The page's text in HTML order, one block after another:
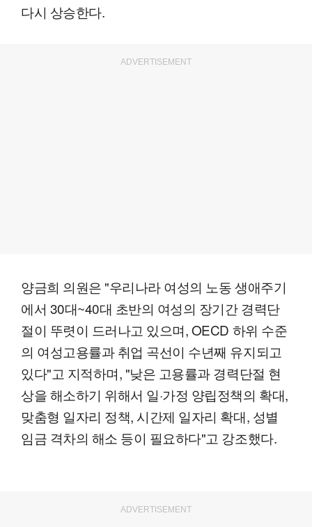
다시 상승한다.
ADVERTISEMENT
양금희 의원은 "우리나라 여성의 노동 생애주기
에서 30대~40대 초반의 여성의 장기간 경력단
절이 뚜렷이 드러나고 있으며, OECD 하위 수준
의 여성고용률과 취업 곡선이 수년째 유지되고
있다"고 지적하며, "낮은 고용률과 경력단절 현
상을 해소하기 위해서 일·가정 양립정책의 확대,
맞춤형 일자리 정책, 시간제 일자리 확대, 성별
임금 격차의 해소 등이 필요하다"고 강조했다.
ADVERTISEMENT